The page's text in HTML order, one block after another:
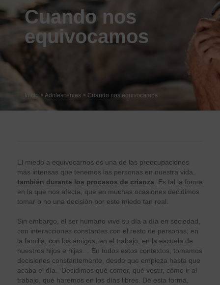
Cuando nos
equivocamos
Inicio >Adolescentes > Cuando nos equivocamos
El miedo a equivocarnos es una de las preocupaciones
más intensas que tenemos las personas en nuestra vida,
también durante los procesos de crianza . Es tal la forma
en la que nos afecta, que en muchas ocasiones decidimos
tomar o no una decisión por este miedo tan real.
Sin embargo, el ser humano vive su día a día en sociedad,
con interacciones constantes con el resto de personas; en
la familia, con los amigos, en el trabajo, en la escuela de
nuestros hijos e hijas… En todos estos contextos, tomamos
decisiones constantemente, desde que empieza hasta que
acaba el día. Decidimos qué comer, qué vestir, cómo ir al
trabajo, qué haremos en los días libres. De esta forma,